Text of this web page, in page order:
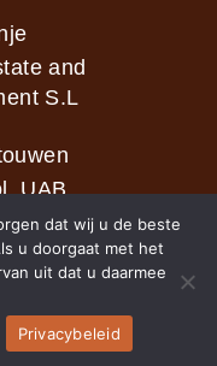
and
S.L
UAB
sol
dat wij u de beste
u doorgaat met het
uit dat u daarmee
Privacybeleid